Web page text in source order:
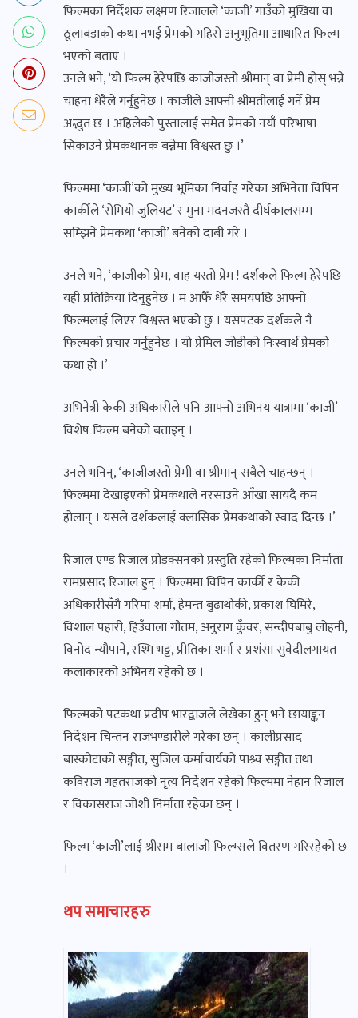
फिल्मका निर्देशक लक्ष्मण रिजालले ‘काजी’ गाउँको मुखिया वा
ठूलाबडाको कथा नभई प्रेमको गहिरो अनुभूतिमा आधारित फिल्म
भएको बताए ।
उनले भने, ‘यो फिल्म हेरेपछि काजीजस्तो श्रीमान् वा प्रेमी होस् भन्ने
चाहना धेरैले गर्नुहुनेछ । काजीले आफ्नी श्रीमतीलाई गर्ने प्रेम
अद्भुत छ । अहिलेको पुस्तालाई समेत प्रेमको नयाँ परिभाषा
सिकाउने प्रेमकथानक बन्नेमा विश्वस्त छु ।’
फिल्ममा ‘काजी’को मुख्य भूमिका निर्वाह गरेका अभिनेता विपिन
कार्कीले ‘रोमियो जुलियट’ र मुना मदनजस्तै दीर्घकालसम्म
सम्झिने प्रेमकथा ‘काजी’ बनेको दाबी गरे ।
उनले भने, ‘काजीको प्रेम, वाह यस्तो प्रेम ! दर्शकले फिल्म हेरेपछि
यही प्रतिक्रिया दिनुहुनेछ । म आफैँ धेरै समयपछि आफ्नो
फिल्मलाई लिएर विश्वस्त भएको छु । यसपटक दर्शकले नै
फिल्मको प्रचार गर्नुहुनेछ । यो प्रेमिल जोडीको निःस्वार्थ प्रेमको
कथा हो ।’
अभिनेत्री केकी अधिकारीले पनि आफ्नो अभिनय यात्रामा ‘काजी’
विशेष फिल्म बनेको बताइन् ।
उनले भनिन्, ‘काजीजस्तो प्रेमी वा श्रीमान् सबैले चाहन्छन् ।
फिल्ममा देखाइएको प्रेमकथाले नरसाउने आँखा सायदै कम
होलान् । यसले दर्शकलाई क्लासिक प्रेमकथाको स्वाद दिन्छ ।’
रिजाल एण्ड रिजाल प्रोडक्सनको प्रस्तुति रहेको फिल्मका निर्माता
रामप्रसाद रिजाल हुन् । फिल्ममा विपिन कार्की र केकी
अधिकारीसँगै गरिमा शर्मा, हेमन्त बुढाथोकी, प्रकाश घिमिरे,
विशाल पहारी, हिउँवाला गौतम, अनुराग कुँवर, सन्दीपबाबु लोहनी,
विनोद न्यौपाने, रश्मि भट्ट, प्रीतिका शर्मा र प्रशंसा सुवेदीलगायत
कलाकारको अभिनय रहेको छ ।
फिल्मको पटकथा प्रदीप भारद्वाजले लेखेका हुन् भने छायाङ्कन
निर्देशन चिन्तन राजभण्डारीले गरेका छन् । कालीप्रसाद
बास्कोटाको सङ्गीत, सुजिल कर्माचार्यको पाश्र्व सङ्गीत तथा
कविराज गहतराजको नृत्य निर्देशन रहेको फिल्ममा नेहान रिजाल
र विकासराज जोशी निर्माता रहेका छन् ।
फिल्म ‘काजी’लाई श्रीराम बालाजी फिल्म्सले वितरण गरिरहेको छ
।
थप समाचारहरु